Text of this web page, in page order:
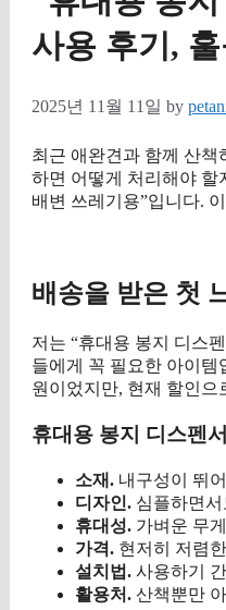
사용 후기,
2025년 11월 11일 by
최근 애완견과 함께 산책
하면 어떻게 처리해야 할
배변 쓰레기용”입니다.
배송을 받은 첫
저는 “휴대용 봉지 디스
들에게 꼭 필요한 아이템
원이었지만, 현재 할인으
휴대용 봉지 디스펜
소재. 내구성이 뛰
디자인. 심플하면
휴대성. 가벼운 무
가격. 현저히 저렴
설치법. 사용하기
활용처. 산책뿐만